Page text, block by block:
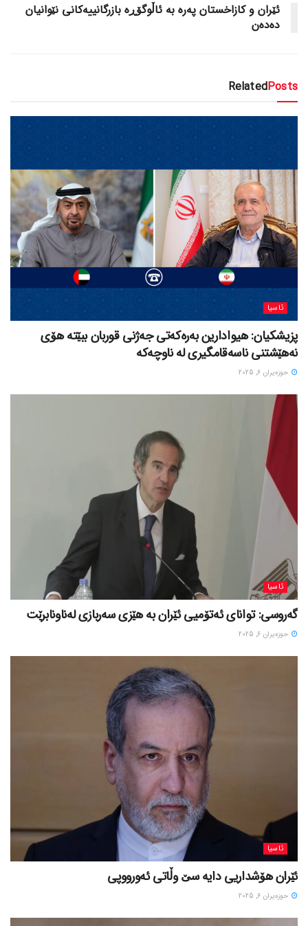
ئێران و کازاخستان پەرە بە ئاڵوگۆڕە بازرگانییەکانی نێوانیان
دەدەن
RelatedPosts
ئاسیا
پزیشکیان: هیوادارین بەرەکەتی جەژنی قوربان ببێتە هۆی
نەهێشتنی ناسەقامگیری لە ناوچەکە
حوزه‌یران 6, 2025
ئاسیا
گەروسی: توانای ئەتۆمیی ئێران بە هێزی سەربازی لەناونابرێت
حوزه‌یران 6, 2025
ئاسیا
ئێران هۆشداریی دایە سێ وڵاتی ئەورووپی
حوزه‌یران 6, 2025